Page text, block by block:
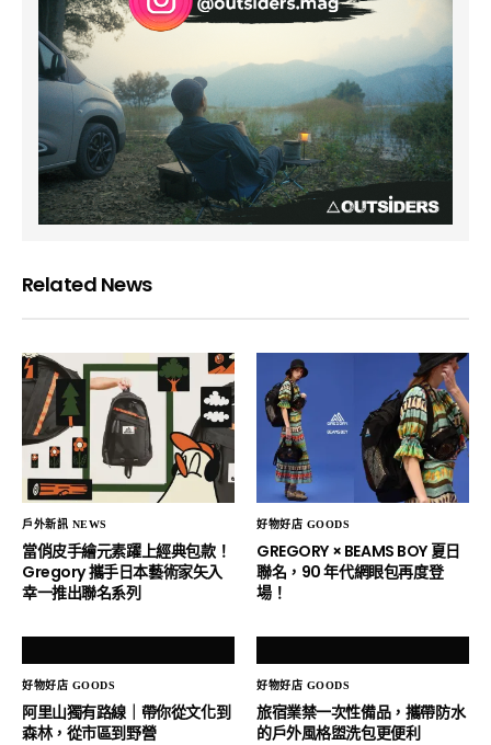
Related News
戶外新訊 NEWS
當俏皮手繪元素躍上經典包款！
Gregory 攜手日本藝術家矢入
幸一推出聯名系列
好物好店 GOODS
GREGORY × BEAMS BOY 夏日
聯名，90 年代網眼包再度登
場！
好物好店 GOODS
阿里山獨有路線｜帶你從文化到
森林，從市區到野營
好物好店 GOODS
旅宿業禁一次性備品，攜帶防水
的戶外風格盥洗包更便利